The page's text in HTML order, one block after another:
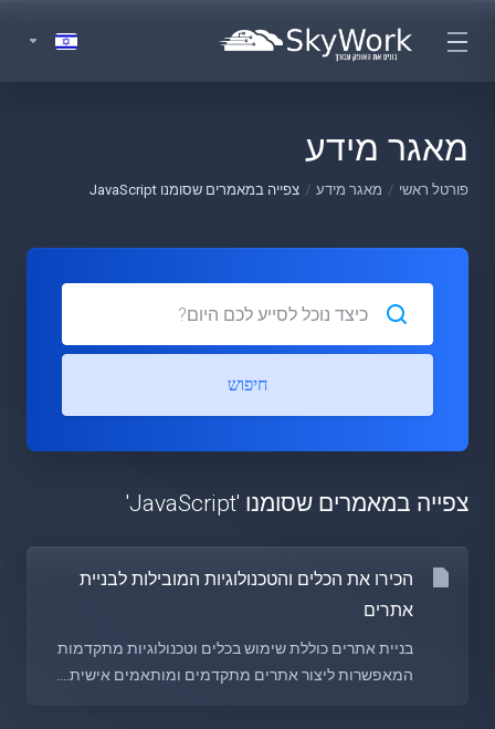
מאגר מידע
פורטל ראשי מאגר מידע צפייה במאמרים שסומנו JavaScript
חיפוש
צפייה במאמרים שסומנו 'JavaScript'
הכירו את הכלים והטכנולוגיות המובילות לבניית
אתרים
בניית אתרים כוללת שימוש בכלים וטכנולוגיות מתקדמות
המאפשרות ליצור אתרים מתקדמים ומותאמים אישית....